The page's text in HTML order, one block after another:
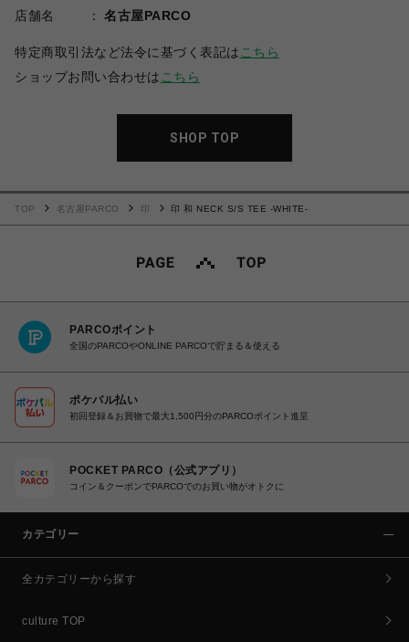
店舗名
名古屋PARCO
特定商取引法など法令に基づく表記は こちら
ショップお問い合わせは こちら
SHOP TOP
TOP 名古屋PARCO 印 印 和 NECK S/S TEE -WHITE-
PARCOポイント
全国のPARCOやONLINE PARCOで貯まる＆使える
ポケパル払い
初回登録＆お買物で最大1,500円分のPARCOポイント進呈
POCKET PARCO（公式アプリ）
コイン＆クーポンでPARCOでのお買い物がオトクに
カテゴリー
全カテゴリーから探す
culture TOP